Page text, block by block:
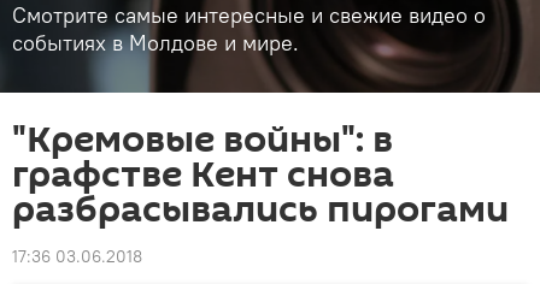
Смотрите самые интересные и свежие видео о
событиях в Молдове и мире.
"Кремовые войны": в
графстве Кент снова
разбрасывались пирогами
17:36 03.06.2018